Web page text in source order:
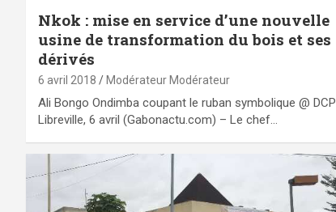
Nkok : mise en service d’une nouvelle
usine de transformation du bois et ses
dérivés
6 avril 2018 Modérateur Modérateur
Ali Bongo Ondimba coupant le ruban symbolique @ DCP
Libreville, 6 avril (Gabonactu.com) – Le chef…